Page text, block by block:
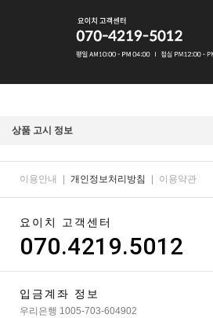
상품 고시 정보
이용안내 개인정보처리방침 이용약관
요이치 고객센터
070.4219.5012
입금계좌 정보
우리은행 1005-703-604902